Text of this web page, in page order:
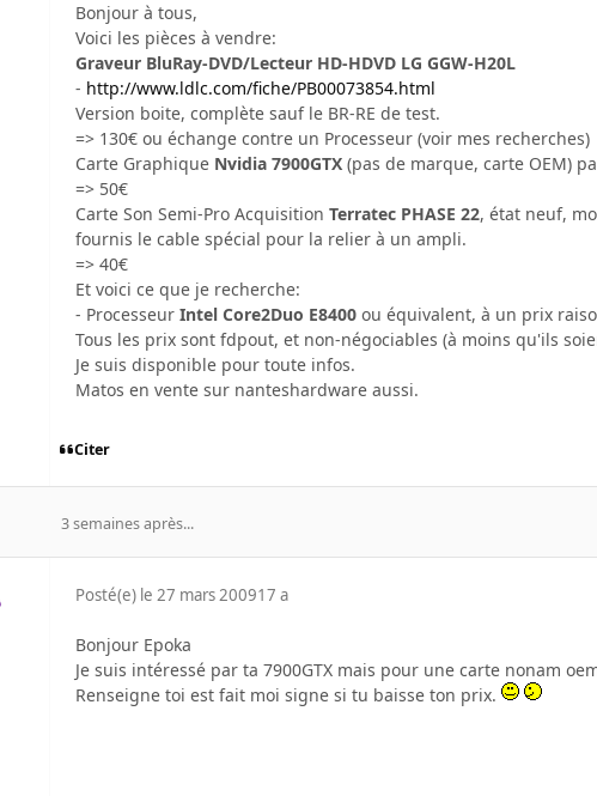
Bonjour à tous,
Voici les pièces à vendre:
Graveur BluRay-DVD/Lecteur HD-HDVD LG GGW-H20L
- http://www.ldlc.com/fiche/PB00073854.html
Version boite, complète sauf le BR-RE de test.
=> 130€ ou échange contre un Processeur (voir mes recherches)
Carte Graphique Nvidia 7900GTX (pas de marque, carte OEM)
=> 50€
Carte Son Semi-Pro Acquisition Terratec PHASE 22, état neuf,
fournis le cable spécial pour la relier à un ampli.
=> 40€
Et voici ce que je recherche:
- Processeur Intel Core2Duo E8400 ou équivalent, à un prix
Tous les prix sont fdpout, et non-négociables (à moins qu'ils
Je suis disponible pour toute infos.
Matos en vente sur nanteshardware aussi.
Citer
3 semaines après...
Posté(e) le 27 mars 200917 a
Bonjour Epoka
Je suis intéressé par ta 7900GTX mais pour une carte nonam
Renseigne toi est fait moi signe si tu baisse ton prix.